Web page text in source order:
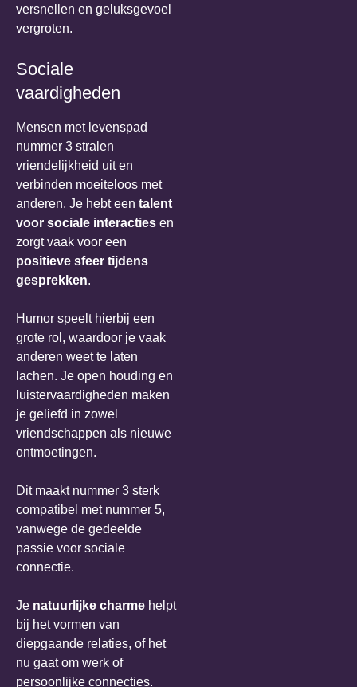
versnellen en geluksgevoel
vergroten.
Sociale
vaardigheden
Mensen met levenspad
nummer 3 stralen
vriendelijkheid uit en
verbinden moeiteloos met
anderen. Je hebt een talent
voor sociale interacties en
zorgt vaak voor een
positieve sfeer tijdens
gesprekken.
Humor speelt hierbij een
grote rol, waardoor je vaak
anderen weet te laten
lachen. Je open houding en
luistervaardigheden maken
je geliefd in zowel
vriendschappen als nieuwe
ontmoetingen.
Dit maakt nummer 3 sterk
compatibel met nummer 5,
vanwege de gedeelde
passie voor sociale
connectie.
Je natuurlijke charme helpt
bij het vormen van
diepgaande relaties, of het
nu gaat om werk of
persoonlijke connecties.